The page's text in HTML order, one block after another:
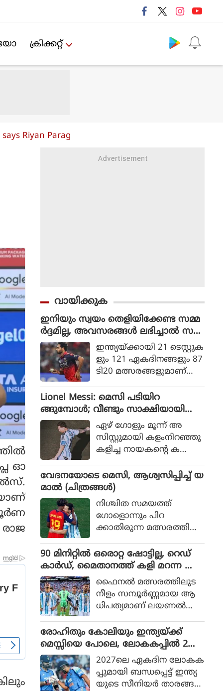
ക്രിക്കറ്റ്‌
Riyan Parag
ഓ
വായിക്കുക
ഇനിയും സ്വയം തെളിയിക്കേണ്ട സമ്മ
ർദ്ദമില്ല, അവസരങ്ങൾ ലഭിച്ചാൽ സ
ന്തോഷം അത്രമാത്രം : ഭുവനേശ്വർ
കുമാർ
ഇന്ത്യയ്ക്കായി 21 ടെസ്റ്റുക
ളും 121 ഏകദിനങ്ങളും 87
ടി20 മത്സരങ്ങളുമാണ്
ളിച്ചിട്ടുള്ളത്.
Lionel Messi: മെസി പടിയിറ
ങ്ങുമ്പോൾ; വീണ്ടും സാക്ഷിയായി
മെറ്റ്‌ലൈഫ് ഏഴ് ഗോളും മൂന്ന് അ
സിസ്റ്റുമായി കളംനിറഞ്ഞു
കളിച്ച നായകന്റെ ക
36 വർഷങ്ങൾക്കു ശേഷം
വിശ്വകിരീടം
വേദനയോടെ മെസി, ആശ്വസിപ്പിച്ച് യ
മാൽ (ചിത്രങ്ങൾ)
നിശ്ചിത സമയത്ത്
ഗോളൊന്നും പിറ
ക്കാതിരുന്ന മത്സരത്തിൽ
സ്‌പെയിൻ ഗോൾ നേടിയ
ത്
90 മിനിറ്റിൽ ഒരൊറ്റ ഷോട്ടില്ല, റെഡ്
കാർഡ്, മൈതാനത്ത് കളി മറന്ന അർ
ജൻ്റീന, സ്പെയിനിന് മാത്രം അർഹത
പ്പെട്ട കിരീടം
ഫൈനല്‍ മത്സരത്തിലുട
നീളം സമ്പൂര്‍ണ്ണമായ ആ
ധിപത്യമാണ് ലയണല്‍
യുടെ മുകളില്‍ സ്‌പെയിന്‍
ചെലുത്തിയത്.
രോഹിതും കോലിയും ഇന്ത്യയ്ക്ക്
മെസ്സിയെ പോലെ, ലോകകപ്പിൽ 2
പേരും കളിക്കണമെന്ന് മുഹമ്മദ്
കൈഫ്
2027ലെ ഏകദിന ലോകക
പ്പുമായി ബന്ധപ്പെട്ട് ഇന്ത്യ
യുടെ സീനിയര്‍ താരങ്ങ